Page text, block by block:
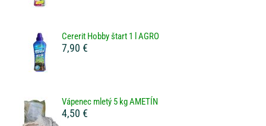
Cererit Hobby štart 1 l AGRO
7,90 €
Vápenec mletý 5 kg AMETÍN
4,50 €